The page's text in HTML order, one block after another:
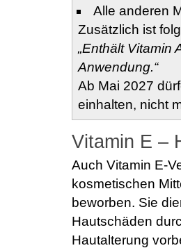
Alle anderen
Zusätzlich ist
„Enthält Vitamin
Anwendung.“
Ab Mai 2027
einhalten, nicht
Vitamin E –
Auch Vitamin E-
kosmetischen
beworben. Sie
Hautschäden
Hautalterung